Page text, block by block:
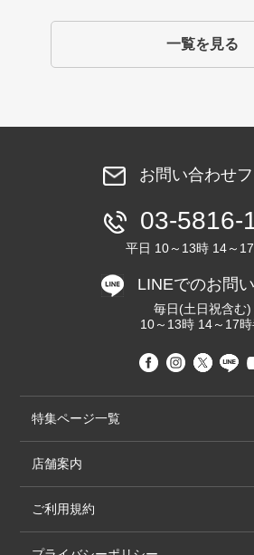
一覧を見る
お問い合わせ
03-5816-
平日 10～13時 14～
LINEでのお問
毎日(土日祝含む)
10～13時 14～17
特集ページ一覧
店舗案内
ご利用規約